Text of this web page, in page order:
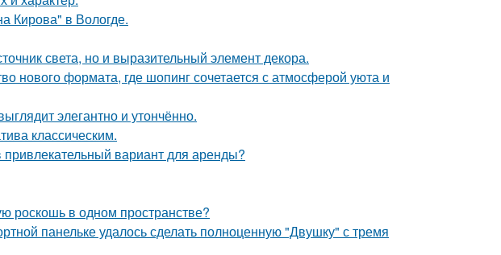
Кирова" в Вологде.
света, но и выразительный элемент декора.
нового формата, где шопинг сочетается с атмосферой уюта и
элегантно и утончённо.
классическим.
вариант для аренды?
роскошь в одном пространстве?
панельке удалось сделать полноценную "Двушку" с тремя